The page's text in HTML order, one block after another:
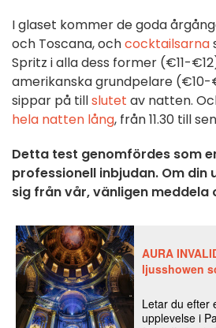
I glaset kommer de goda
och Toscana, ochcocktailsarna
Spritz i alla dess former (€11-
amerikanska grundpelare (€10-
sippar på tillslutet av natten.
hela natten lång, från 11.30 till
Detta test genomfördes som
professionell inbjudan. Om din
sig från vår, vänligen meddela